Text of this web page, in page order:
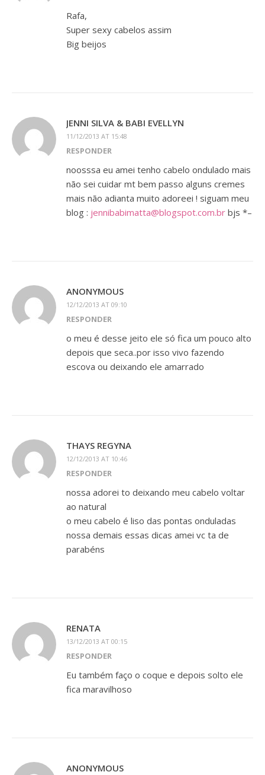
Rafa,
Super sexy cabelos assim
Big beijos
JENNI SILVA & BABI EVELLYN
11/12/2013 AT 15:48
RESPONDER
noosssa eu amei tenho cabelo ondulado mais
não sei cuidar mt bem passo alguns cremes
mais não adianta muito adoreei ! siguam meu
blog : jennibabimatta@blogspot.com.br bjs *–
ANONYMOUS
12/12/2013 AT 09:10
RESPONDER
o meu é desse jeito ele só fica um pouco alto
depois que seca..por isso vivo fazendo
escova ou deixando ele amarrado
THAYS REGYNA
12/12/2013 AT 10:46
RESPONDER
nossa adorei to deixando meu cabelo voltar
ao natural
o meu cabelo é liso das pontas onduladas
nossa demais essas dicas amei vc ta de
parabéns
RENATA
13/12/2013 AT 00:15
RESPONDER
Eu também faço o coque e depois solto ele
fica maravilhoso
ANONYMOUS